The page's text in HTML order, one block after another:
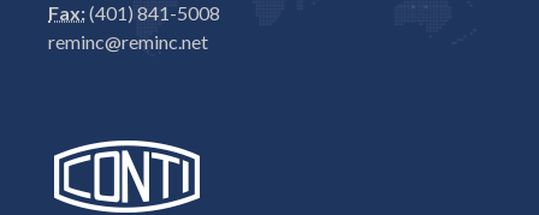
Fax:(401) 841-5008
reminc@reminc.net